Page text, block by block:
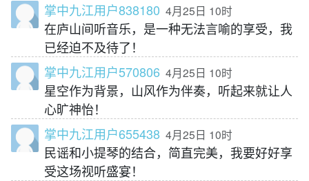
掌中九江用户838180 4月25日 10时
在庐山间听音乐，是一种无法言喻的享受，我
已经迫不及待了！
掌中九江用户570806 4月25日 10时
星空作为背景，山风作为伴奏，听起来就让人
心旷神怡！
掌中九江用户655438 4月25日 10时
民谣和小提琴的结合，简直完美，我要好好享
受这场视听盛宴！